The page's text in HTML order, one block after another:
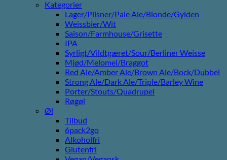
Kategorier
Lager/Pilsner/Pale Ale/Blonde/Gylden
Weissbier/Wit
Saison/Farmhouse/Grisette
IPA
Syrligt/Vildtgæret/Sour/Berliner Weisse
Mjød/Melomel/Braggot
Red Ale/Amber Ale/Brown Ale/Bock/Dubbel
Strong Ale/Dark Ale/Triple/Barley Wine
Porter/Stouts/Quadrupel
Røgøl
Øl
Tilbud
6pack2go
Alkoholfri
Glutenfri